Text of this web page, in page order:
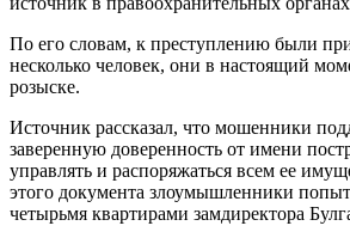
По его словам, к преступлению были
несколько человек, они в настоящий
розыске.
Источник рассказал, что мошенники
заверенную доверенность от имени
управлять и распоряжаться всем ее
этого документа злоумышленники
четырьмя квартирами замдиректора